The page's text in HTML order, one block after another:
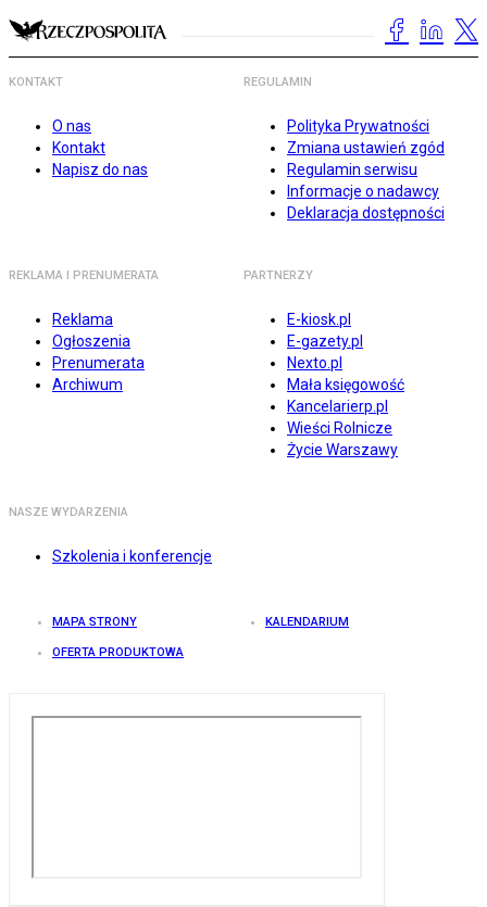
KONTAKT
O nas
Kontakt
Napisz do nas
REGULAMIN
Polityka Prywatności
Zmiana ustawień zgód
Regulamin serwisu
Informacje o nadawcy
Deklaracja dostępności
REKLAMA I PRENUMERATA
Reklama
Ogłoszenia
Prenumerata
Archiwum
PARTNERZY
E-kiosk.pl
E-gazety.pl
Nexto.pl
Mała księgowość
Kancelarierp.pl
Wieści Rolnicze
Życie Warszawy
NASZE WYDARZENIA
Szkolenia i konferencje
MAPA STRONY KALENDARIUM
OFERTA PRODUKTOWA